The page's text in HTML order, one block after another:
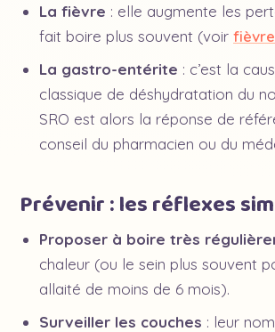
La fièvre : elle augmente les
fait boire plus souvent (voir
La gastro-entérite : c’est la
classique de déshydratation du
SRO est alors la réponse de
conseil du pharmacien ou du
Prévenir : les réflexes
Proposer à boire très
chaleur (ou le sein plus souvent
allaité de moins de 6 mois).
Surveiller les couches : leur